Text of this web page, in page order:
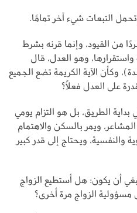
تحمل التبعات شيء آخر تمامًا.
من القيود، وإنما قرنه بشرط
وهو العدل، قال
وكأن الآية الكريمة تضع الجميع
على العدل فعلًا؟
الطريق، بل هو التزام يومي
ويمر بالسكن والاهتمام
والنفسية، ويحتاج إلى قدر كبير
أن يكون: هل أستطيع الزواج
الزواج مرة أخرى؟